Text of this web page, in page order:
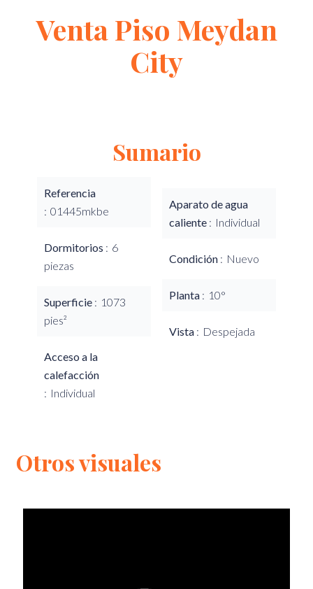
Venta Piso Meydan
City
Sumario
Referencia
01445mkbe
Dormitorios
6
piezas
Superficie
1073
pies²
Acceso a la
calefacción
Individual
Aparato de agua
caliente
Individual
Condición Nuevo
Planta 10°
Vista Despejada
Otros visuales